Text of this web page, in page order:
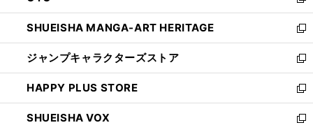
開
く
ウ
で
開
く
し
い
ウ
ィ
ン
ド
ウ
で
SHUEISHA MANGA-ART HERITAGE
新
し
い
ウ
ィ
ン
ド
ジャンプキャラクターズストア
新
し
い
ウ
ィ
HAPPY PLUS STORE
新
し
い
SHUEISHA VOX
新